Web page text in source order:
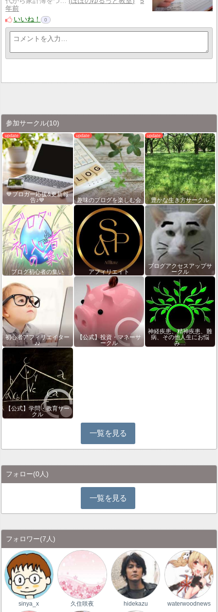
年前
いいね！
0
参加サークル(10)
💙ブロガー応援&更新報
告♪💙
趣味のブログを楽しむ会 豊かな生き方サークル
ブログ初心者の集い アフィリエイト
ブログアクセスアップサ
ークル
初心者アフィリエイター
♪♪
【公式】投資・マネーサ
ークル
神経疾患、精神疾患、難
病、その他人生にお悩
み…
【公式】学問・教育サー
クル
一覧を見る
フォロー(0人)
一覧を見る
フォロワー(7人)
sinya_x 久住咲夜 hidekazu waterwoodnews